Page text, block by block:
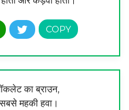
का ब्राउन,
महकी हवा।